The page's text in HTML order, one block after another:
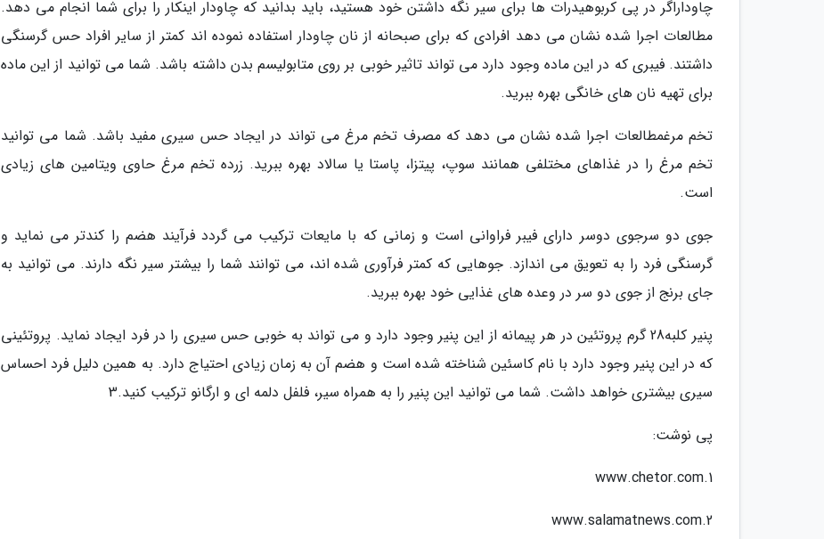
چاوداراگر در پی کربوهیدرات ها برای سیر نگه داشتن خود هستید، باید بدانید که چاودار اینکار را برای شما انجام می دهد.
مطالعات اجرا شده نشان می دهد افرادی که برای صبحانه از نان چاودار استفاده نموده اند کمتر از سایر افراد حس گرسنگی
داشتند. فیبری که در این ماده وجود دارد می تواند تاثیر خوبی بر روی متابولیسم بدن داشته باشد. شما می توانید از این ماده
برای تهیه نان های خانگی بهره ببرید.
تخم مرغمطالعات اجرا شده نشان می دهد که مصرف تخم مرغ می تواند در ایجاد حس سیری مفید باشد. شما می توانید
تخم مرغ را در غذاهای مختلفی همانند سوپ، پیتزا، پاستا یا سالاد بهره ببرید. زرده تخم مرغ حاوی ویتامین های زیادی
است.
جوی دو سرجوی دوسر دارای فیبر فراوانی است و زمانی که با مایعات ترکیب می گردد فرآیند هضم را کندتر می نماید و
گرسنگی فرد را به تعویق می اندازد. جوهایی که کمتر فرآوری شده اند، می توانند شما را بیشتر سیر نگه دارند. می توانید به
جای برنج از جوی دو سر در وعده های غذایی خود بهره ببرید.
پنیر کلبه28 گرم پروتئین در هر پیمانه از این پنیر وجود دارد و می تواند به خوبی حس سیری را در فرد ایجاد نماید. پروتئینی
که در این پنیر وجود دارد با نام کاسئین شناخته شده است و هضم آن به زمان زیادی احتیاج دارد. به همین دلیل فرد احساس
سیری بیشتری خواهد داشت. شما می توانید این پنیر را به همراه سیر، فلفل دلمه ای و ارگانو ترکیب کنید.3
پی نوشت:
1.www.chetor.com
2.www.salamatnews.com